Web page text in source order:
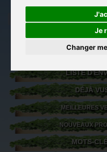
Je
Changer
Librairie des
LISTE
DÉJÀ
MEILLEURES
NOUVEAUX
MOTS-